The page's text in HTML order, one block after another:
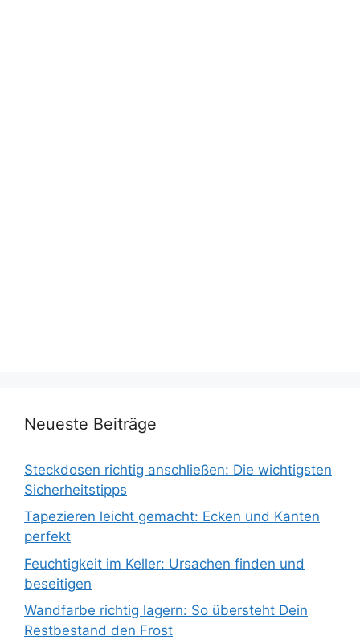
Neueste Beiträge
Steckdosen richtig anschließen: Die wichtigsten
Sicherheitstipps
Tapezieren leicht gemacht: Ecken und Kanten
perfekt
Feuchtigkeit im Keller: Ursachen finden und
beseitigen
Wandfarbe richtig lagern: So übersteht Dein
Restbestand den Frost